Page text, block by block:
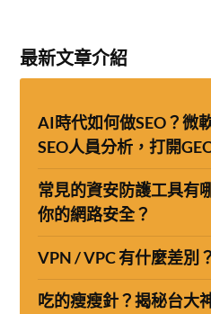
最新文章介紹
AI時代如何做SEO？微
SEO人員分析，打開
常見的資安防護工具有
你的網路安全？
VPN / VPC 有什麼差別
吃的瘦瘦針？揭秘台大